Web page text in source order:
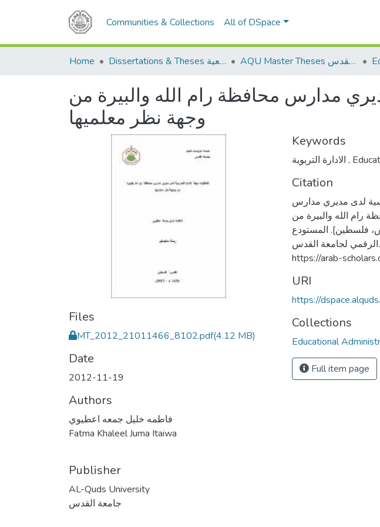
Communities & Collections All of DSpace
Home Dissertations & Theses الرسائل الجامعية AQU Master Theses الرسائل الجامعية الخاصة بجامعة القدس
مدارس محافظة رام الله والبيرة من
وجهة نظر معلميها
Files
MT_2012_21011466_8102.pdf(4.12 MB)
Date
2012-11-19
Authors
فاطمه خليل جمعه اعطيوي
Fatma Khaleel Juma Itaiwa
Publisher
AL-Quds University
جامعة القدس
Keywords
,
Citation
المدرسية لدى مديري مدارس
رام الله والبيرة من
فلسطين]. المستودع
الرقمي لجامعة القدس.
https://arab-
URI
https://
Collections
Full item page